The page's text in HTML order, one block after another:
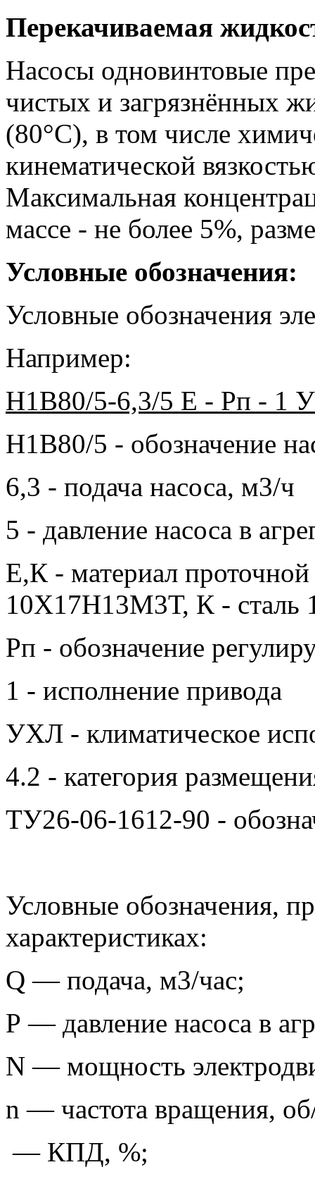
Перекачиваемая
Насосы одновинтовые
чистых и загрязнённых
(80°С), в том числе
кинематической
Максимальная
массе - не более 5%,
Условные обозначения:
Условные обозначения
Например:
Н1В80/5-6,3/5 Е - Рп - 1
Н1В80/5 - обозначение
6,3 - подача насоса, м3/ч
5 - давление насоса в
Е,К - материал проточной
10Х17Н13М3Т, К - сталь
Рп - обозначение
1 - исполнение привода
УХЛ - климатическое
4.2 - категория
ТУ26-06-1612-90 -
Условные обозначения,
характеристиках:
Q — подача, м3/час;
Р — давление насоса в
N — мощность
n — частота вращения,
— КПД, %;